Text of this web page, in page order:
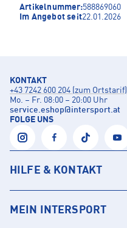
Artikelnummer:588869060
Im Angebot seit22.01.2026
KONTAKT
+43 7242 600 204 (zum Ortstarif)
Mo. – Fr. 08:00 – 20:00 Uhr
service.eshop@intersport.at
FOLGE UNS
HILFE & KONTAKT
MEIN INTERSPORT